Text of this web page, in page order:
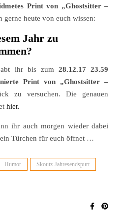
Print von „Ghostsitter –
gerne heute von euch wissen:
Jahr zu
ihr bis zum 28.12.17 23.59
Print von „Ghostsitter –
zu versuchen. Die genauen
hier.
ihr auch morgen wieder dabei
Türchen für euch öffnet …
Humor Skoutz-Jahresendspurt